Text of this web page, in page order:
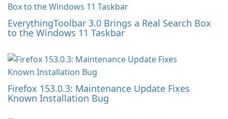
EverythingToolbar 3.0 Brings a Real Search Box
to the Windows 11 Taskbar
Firefox 153.0.3: Maintenance Update Fixes
Known Installation Bug